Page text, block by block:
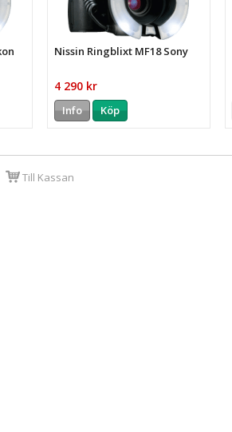
Nissin Ringblixt MF18 Sony
4 290 kr
Info Köp
Till Kassan